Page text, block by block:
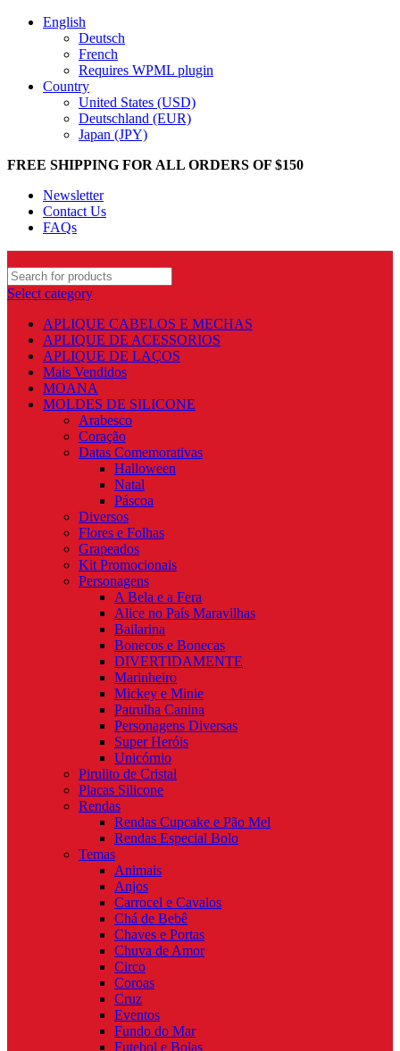
English
Deutsch
French
Requires WPML plugin
Country
United States (USD)
Deutschland (EUR)
Japan (JPY)
FREE SHIPPING FOR ALL ORDERS OF $150
Newsletter
Contact Us
FAQs
Select category
APLIQUE CABELOS E MECHAS
APLIQUE DE ACESSORIOS
APLIQUE DE LAÇOS
Mais Vendidos
MOANA
MOLDES DE SILICONE
Arabesco
Coração
Datas Comemorativas
Halloween
Natal
Páscoa
Diversos
Flores e Folhas
Grapeados
Kit Promocionais
Personagens
A Bela e a Fera
Alice no País Maravilhas
Bailarina
Bonecos e Bonecas
DIVERTIDAMENTE
Marinheiro
Mickey e Minie
Patrulha Canina
Personagens Diversas
Super Heróis
Unicórnio
Pirulito de Cristal
Placas Silicone
Rendas
Rendas Cupcake e Pão Mel
Rendas Especial Bolo
Temas
Animais
Anjos
Carrocel e Cavalos
Chá de Bebê
Chaves e Portas
Chuva de Amor
Circo
Coroas
Cruz
Eventos
Fundo do Mar
Futebol e Bolas